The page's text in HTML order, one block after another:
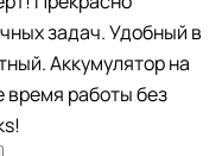
задач. Удобный в
Аккумулятор на
время работы без